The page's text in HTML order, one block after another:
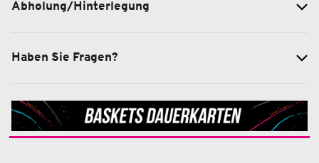
Abholung/Hinterlegung
Haben Sie Fragen?